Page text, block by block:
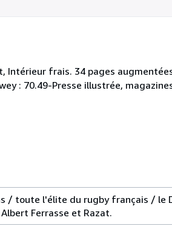
Intérieur frais. 34 pages
: 70.49-Presse illustrée,
/ toute l'élite du rugby français / le
Ferrasse et Razat.